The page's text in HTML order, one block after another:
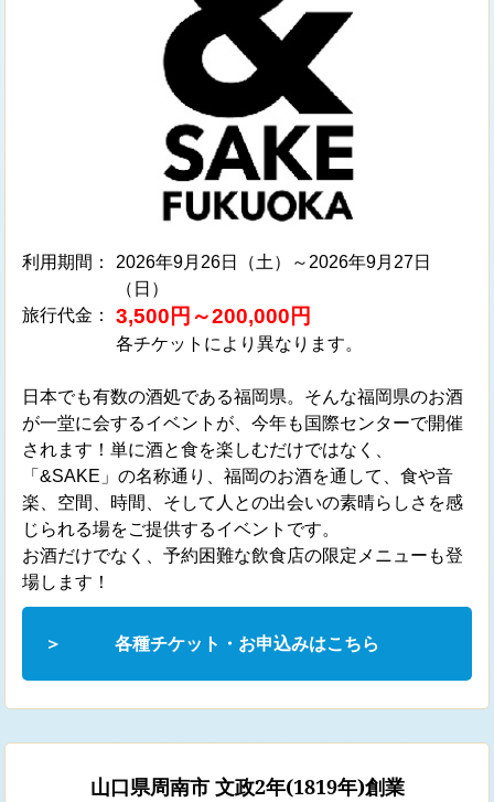
利用期間：
2026年9月26日（土）～2026年9月27日
（日）
旅行代金：
3,500円～200,000円
各チケットにより異なります。
日本でも有数の酒処である福岡県。そんな福岡県のお酒
が一堂に会するイベントが、今年も国際センターで開催
されます！単に酒と食を楽しむだけではなく、
「&SAKE」の名称通り、福岡のお酒を通して、食や音
楽、空間、時間、そして人との出会いの素晴らしさを感
じられる場をご提供するイベントです。
お酒だけでなく、予約困難な飲食店の限定メニューも登
場します！
各種チケット・お申込みはこちら
山口県周南市 文政2年(1819年)創業